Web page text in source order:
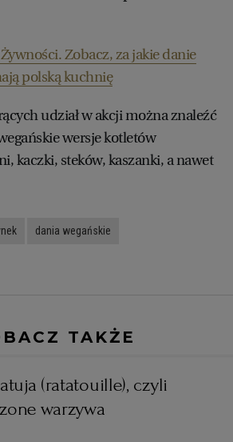
SOSNOWIEC
SZCZECIN
TRÓJMIASTO
WARSZAWA
WROCŁAW
Zobacz, za jakie danie
polską kuchnię
udział w akcji można znaleźć
wersje kotletów
kaczki, steków, kaszanki, a nawet
dania wegańskie
TAKŻE
(ratatouille), czyli
warzywa